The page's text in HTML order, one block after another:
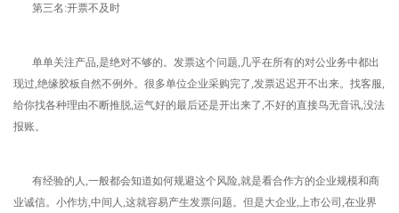
第三名:开票不及时
单单关注产品,是绝对不够的。发票这个问题,几乎在所有的对公业务中都出
现过,绝缘胶板自然不例外。很多单位企业采购完了,发票迟迟开不出来。找客服,
给你找各种理由不断推脱,运气好的最后还是开出来了,不好的直接鸟无音讯,没法
报账。
有经验的人,一般都会知道如何规避这个风险,就是看合作方的企业规模和商
业诚信。小作坊,中间人,这就容易产生发票问题。但是大企业,上市公司,在业界